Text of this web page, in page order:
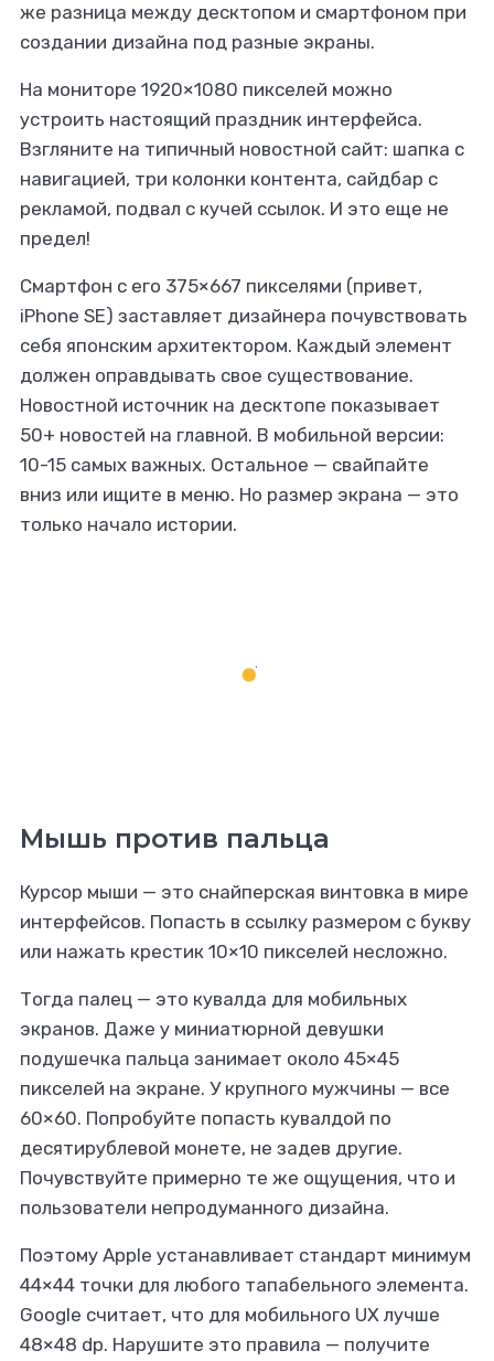
же разница между десктопом и смартфоном при
создании дизайна под разные экраны.
На мониторе 1920×1080 пикселей можно
устроить настоящий праздник интерфейса.
Взгляните на типичный новостной сайт: шапка с
навигацией, три колонки контента, сайдбар с
рекламой, подвал с кучей ссылок. И это еще не
предел!
Смартфон с его 375×667 пикселями (привет,
iPhone SE) заставляет дизайнера почувствовать
себя японским архитектором. Каждый элемент
должен оправдывать свое существование.
Новостной источник на десктопе показывает
50+ новостей на главной. В мобильной версии:
10-15 самых важных. Остальное — свайпайте
вниз или ищите в меню. Но размер экрана — это
только начало истории.
Мышь против пальца
Курсор мыши — это снайперская винтовка в мире
интерфейсов. Попасть в ссылку размером с букву
или нажать крестик 10×10 пикселей несложно.
Тогда палец — это кувалда для мобильных
экранов. Даже у миниатюрной девушки
подушечка пальца занимает около 45×45
пикселей на экране. У крупного мужчины — все
60×60. Попробуйте попасть кувалдой по
десятирублевой монете, не задев другие.
Почувствуйте примерно те же ощущения, что и
пользователи непродуманного дизайна.
Поэтому Apple устанавливает стандарт минимум
44×44 точки для любого тапабельного элемента.
Google считает, что для мобильного UX лучше
48×48 dp. Нарушите это правила — получите